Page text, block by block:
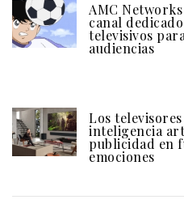
AMC
canal
televisivos
audiencias
Los
inteligencia
publicidad en
emociones